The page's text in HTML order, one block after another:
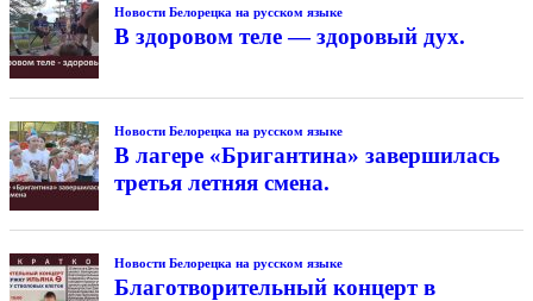
Новости Белорецка на русском языке
В здоровом теле — здоровый дух.
Новости Белорецка на русском языке
В лагере «Бригантина» завершилась
третья летняя смена.
Новости Белорецка на русском языке
Благотворительный концерт в